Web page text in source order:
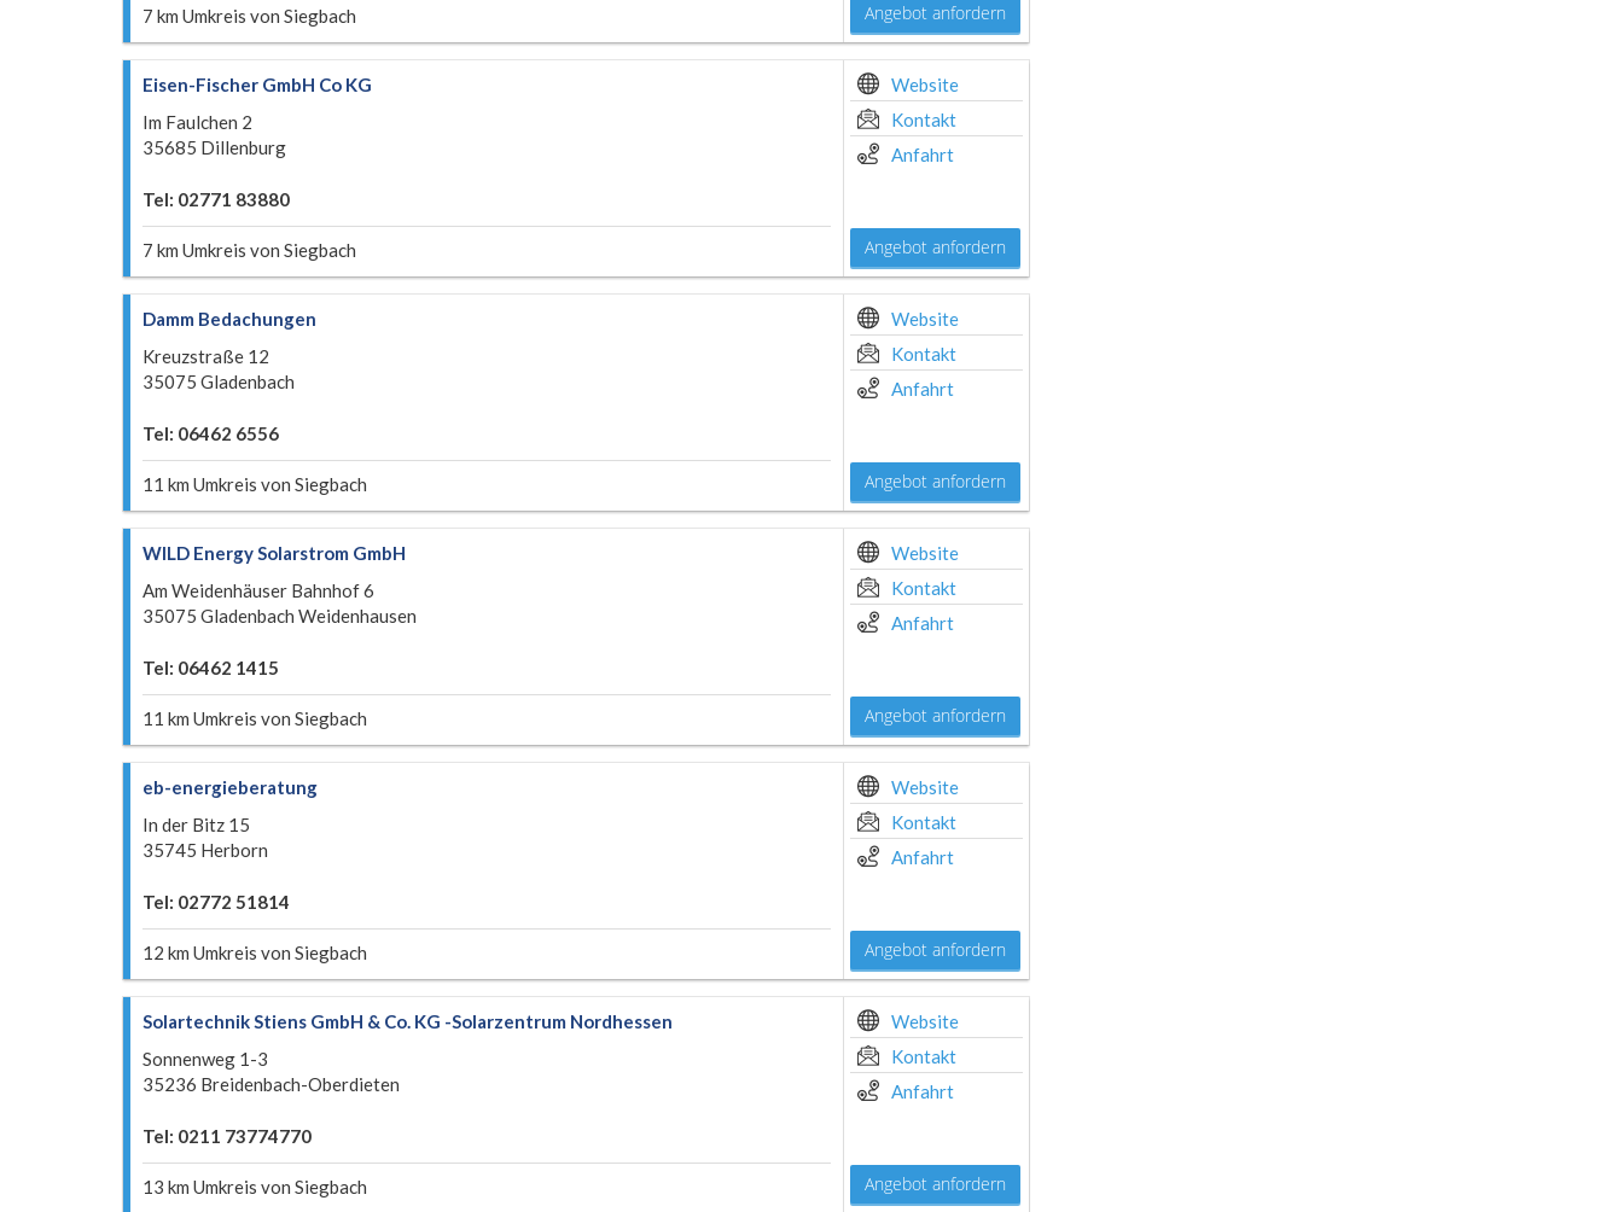
7 km Umkreis von Siegbach Angebot anfordern
Eisen-Fischer GmbH Co KG
Im Faulchen 2
35685 Dillenburg
Tel: 02771 83880
7 km Umkreis von Siegbach
Website
Kontakt
Anfahrt
Angebot anfordern
Damm Bedachungen
Kreuzstraße 12
35075 Gladenbach
Tel: 06462 6556
11 km Umkreis von Siegbach
Website
Kontakt
Anfahrt
Angebot anfordern
WILD Energy Solarstrom GmbH
Am Weidenhäuser Bahnhof 6
35075 Gladenbach Weidenhausen
Tel: 06462 1415
11 km Umkreis von Siegbach
Website
Kontakt
Anfahrt
Angebot anfordern
eb-energieberatung
In der Bitz 15
35745 Herborn
Tel: 02772 51814
12 km Umkreis von Siegbach
Website
Kontakt
Anfahrt
Angebot anfordern
Solartechnik Stiens GmbH & Co. KG -Solarzentrum Nordhessen
Sonnenweg 1-3
35236 Breidenbach-Oberdieten
Tel: 0211 73774770
13 km Umkreis von Siegbach
Website
Kontakt
Anfahrt
Angebot anfordern